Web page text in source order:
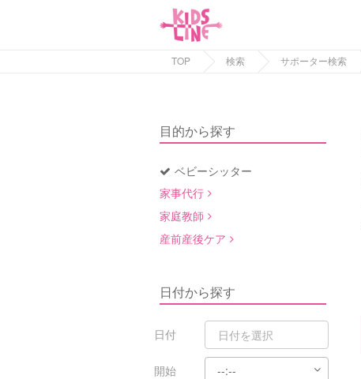
TOP 検索 サポーター検索
目的から探す
ベビーシッター
家事代行
家庭教師
産前産後ケア
日付から探す
日付
開始